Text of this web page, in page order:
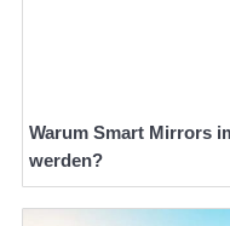
Warum Smart Mirrors
werden?